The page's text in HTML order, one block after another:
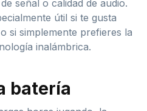
señal o calidad de audio.
útil si te gusta
si simplemente prefieres la
inalámbrica.
batería